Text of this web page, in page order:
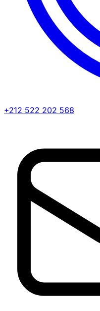
+212 522 202 568